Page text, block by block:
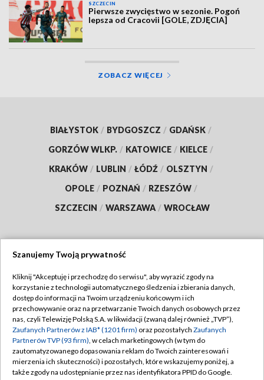
SZCZECIN
Pierwsze zwycięstwo w sezonie. Pogoń
lepsza od Cracovii [GOLE, ZDJĘCIA]
ZOBACZ WIĘCEJ
BIAŁYSTOK / BYDGOSZCZ / GDAŃSK /
GORZÓW WLKP. / KATOWICE / KIELCE /
KRAKÓW / LUBLIN / ŁÓDŹ / OLSZTYN /
OPOLE / POZNAŃ / RZESZÓW /
SZCZECIN / WARSZAWA / WROCŁAW
TVP
Abonament TVP
Emisja w TVP
Centrum informacji TVP
Naziemna Telewizja Cyfrowa
Regulamin TVP
Polityka prywatności
Moje zgody
Pomoc
Szanujemy Twoją prywatność
Kliknij "Akceptuję i przechodzę do serwisu", aby wyrazić zgody na
korzystanie z technologii automatycznego śledzenia i zbierania danych,
dostęp do informacji na Twoim urządzeniu końcowym i ich
przechowywanie oraz na przetwarzanie Twoich danych osobowych przez
nas, czyli Telewizję Polską S.A. w likwidacji (zwaną dalej również „TVP”),
Zaufanych Partnerów z IAB* (1201 firm) oraz pozostałych Zaufanych
Partnerów TVP (93 firm), w celach marketingowych (w tym do
zautomatyzowanego dopasowania reklam do Twoich zainteresowań i
mierzenia ich skuteczności) i pozostałych, które wskazujemy poniżej, a
także zgody na udostępnianie przez nas identyfikatora PPID do Google.